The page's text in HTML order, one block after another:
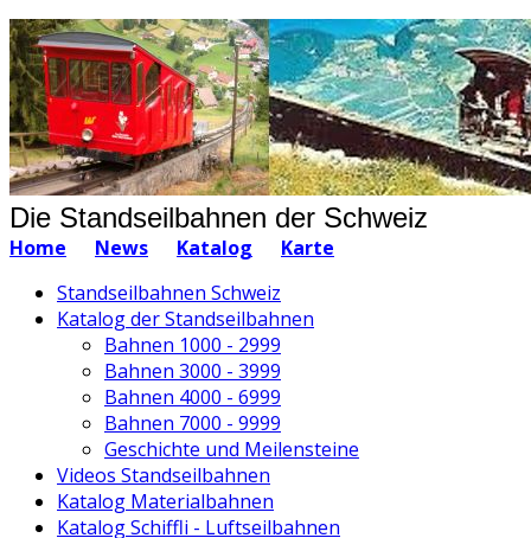
Die Standseilbahnen der Schweiz
Home News Katalog
Karte
Standseilbahnen Schweiz
Katalog der Standseilbahnen
Bahnen 1000 - 2999
Bahnen 3000 - 3999
Bahnen 4000 - 6999
Bahnen 7000 - 9999
Geschichte und Meilensteine
Videos Standseilbahnen
Katalog Materialbahnen
Katalog Schiffli - Luftseilbahnen